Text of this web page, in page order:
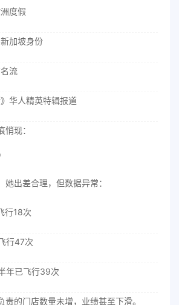
度假
加坡身份
流
华人精英特辑报道
现：
出差合理，但数据异常：
行18次
行47次
年已飞行39次
责的门店数量未增，业绩甚至下滑。